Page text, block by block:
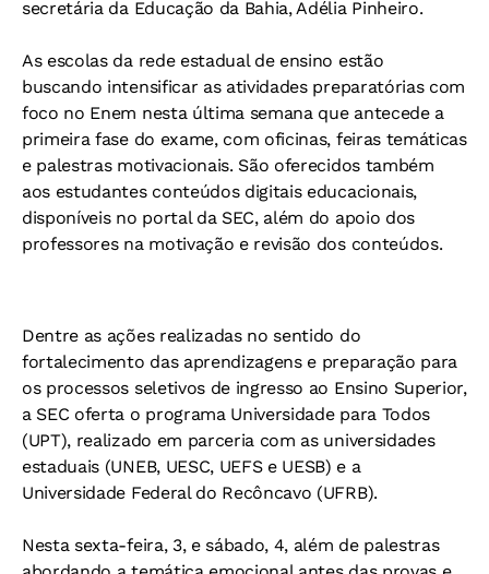
secretária da Educação da Bahia, Adélia Pinheiro.
As escolas da rede estadual de ensino estão
buscando intensificar as atividades preparatórias com
foco no Enem nesta última semana que antecede a
primeira fase do exame, com oficinas, feiras temáticas
e palestras motivacionais. São oferecidos também
aos estudantes conteúdos digitais educacionais,
disponíveis no portal da SEC, além do apoio dos
professores na motivação e revisão dos conteúdos.
Dentre as ações realizadas no sentido do
fortalecimento das aprendizagens e preparação para
os processos seletivos de ingresso ao Ensino Superior,
a SEC oferta o programa Universidade para Todos
(UPT), realizado em parceria com as universidades
estaduais (UNEB, UESC, UEFS e UESB) e a
Universidade Federal do Recôncavo (UFRB).
Nesta sexta-feira, 3, e sábado, 4, além de palestras